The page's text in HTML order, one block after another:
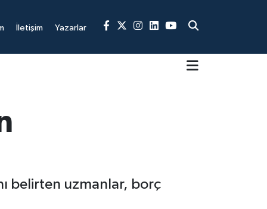
İletişim Yazarlar
belirten uzmanlar, borç